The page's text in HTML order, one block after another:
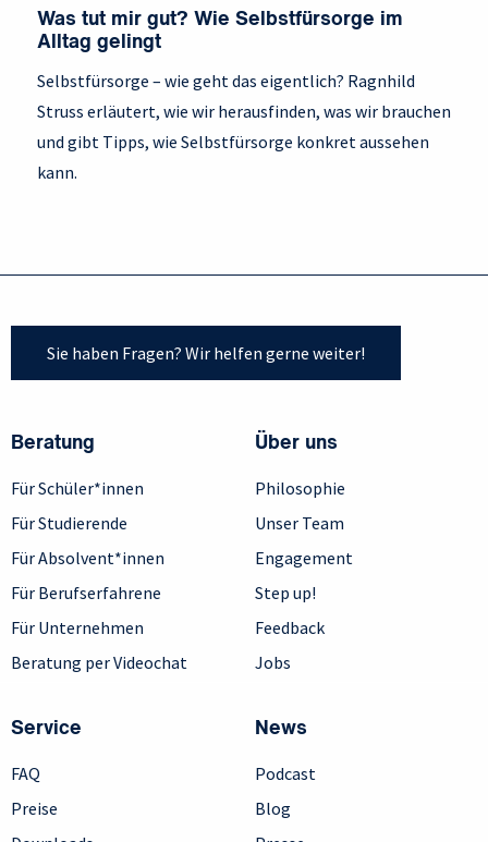
Was tut mir gut? Wie Selbstfürsorge im
Alltag gelingt
Selbstfürsorge – wie geht das eigentlich? Ragnhild
Struss erläutert, wie wir herausfinden, was wir brauchen
und gibt Tipps, wie Selbstfürsorge konkret aussehen
kann.
Sie haben Fragen? Wir helfen gerne weiter!
Beratung
Für Schüler*innen
Für Studierende
Für Absolvent*innen
Für Berufserfahrene
Für Unternehmen
Beratung per Videochat
Über uns
Philosophie
Unser Team
Engagement
Step up!
Feedback
Jobs
Service
FAQ
Preise
News
Podcast
Blog